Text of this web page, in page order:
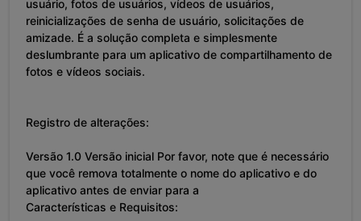
usuário, fotos de usuários, vídeos de usuários,
reinicializações de senha de usuário, solicitações de
amizade. É a solução completa e simplesmente
deslumbrante para um aplicativo de compartilhamento de
fotos e vídeos sociais.
Registro de alterações:
Versão 1.0 Versão inicial Por favor, note que é necessário
que você remova totalmente o nome do aplicativo e do
aplicativo antes de enviar para a
Características e Requisitos: